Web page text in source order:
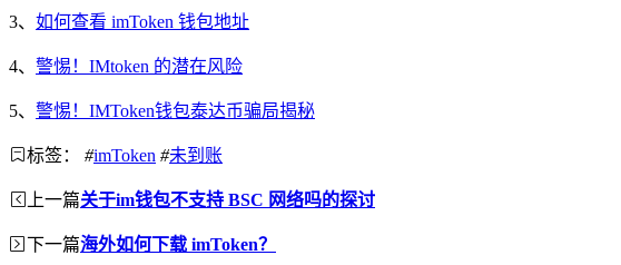
3、 如何查看 imToken 钱包地址
4、 警惕！IMtoken 的潜在风险
5、 警惕！IMToken钱包泰达币骗局揭秘
标签： #imToken #未到账
上一篇关于im钱包不支持 BSC 网络吗的探讨
下一篇海外如何下载 imToken？